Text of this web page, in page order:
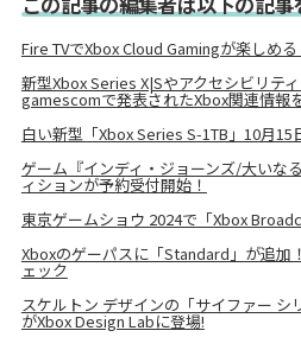
Fire TVでXbox Cloud Gamingが楽しめ
新型Xbox Series X|Sやアクセシビリティ
gamescomで発表されたXbox関連情報
白い新型「Xbox Series S-1TB」10月15
ゲーム『インディ・ジョーンズ/大いな
ィションが予約受付開始！
東京ゲームショウ 2024で「Xbox
Xboxのゲーパスに「Standard」が追加
ェック
スケルトン デザインの「サイファー シ
がXbox Design Labに登場!